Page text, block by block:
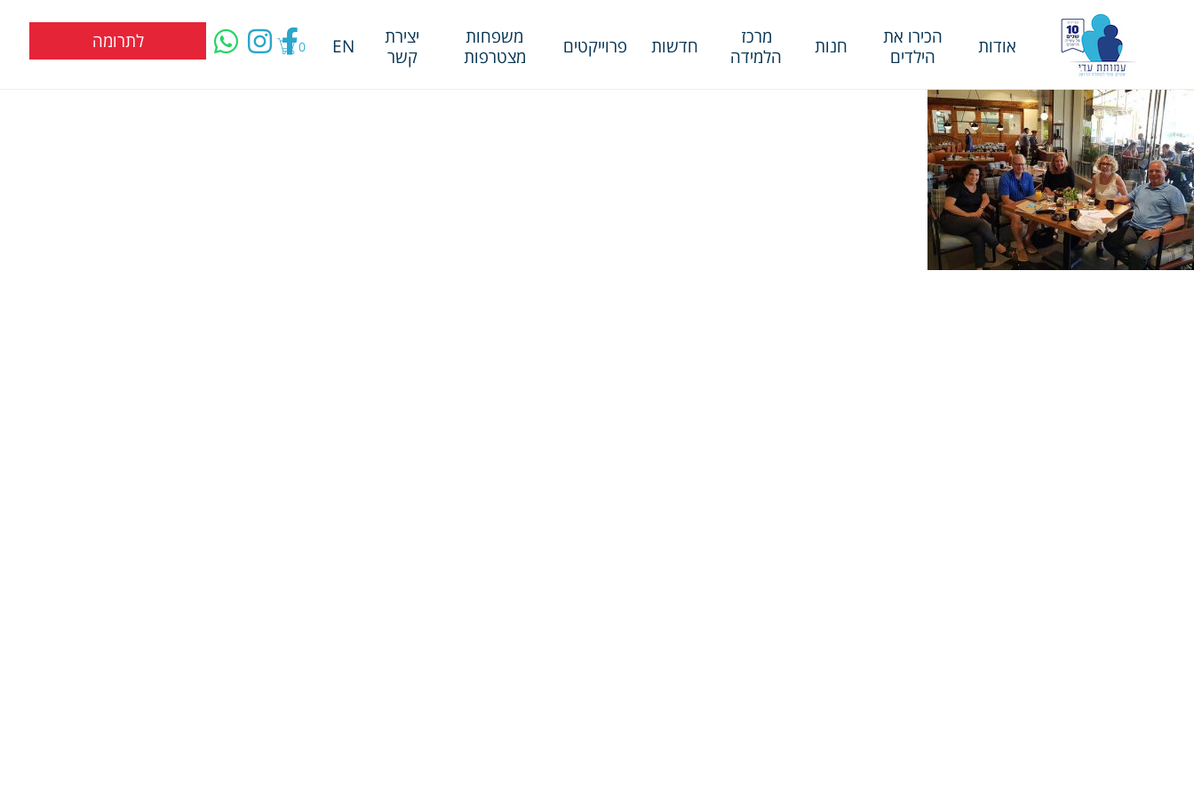
אודות
הכירו את
הילדים
חנות
מרכז
הלמידה
חדשות פרוייקטים
משפחות
מצטרפות
יצירת
קשר
EN
0 לתרומה